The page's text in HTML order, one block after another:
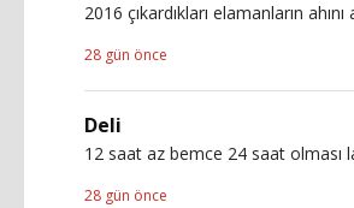
2016 çıkardıkları elamanların ahını
28 gün önce
Deli
12 saat az bemce 24 saat olması
28 gün önce